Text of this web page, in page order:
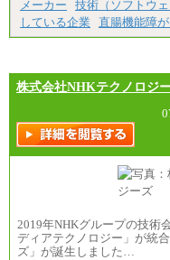
メーカー
技術（ソフトウ
している企業
直腸機能障
株式会社NHKテクノロジ
2019年NHKグループの技術
ディアテクノロジー」が統
ズ」が誕生しました…